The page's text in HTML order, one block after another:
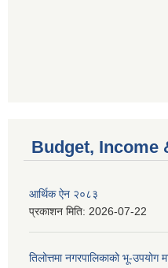
Budget, Income
आर्थिक ऐन २०८३
प्रकाशन मिति: 2026-07-22
तिलोत्तमा नगरपालिकाको भू-